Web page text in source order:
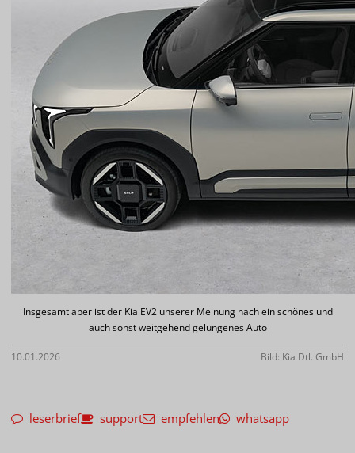
Insgesamt aber ist der Kia EV2 unserer Meinung nach ein schönes und
auch sonst weitgehend gelungenes Auto
10.01.2026 Bild: Kia Dtl. GmbH
leserbrief support empfehlen whatsapp